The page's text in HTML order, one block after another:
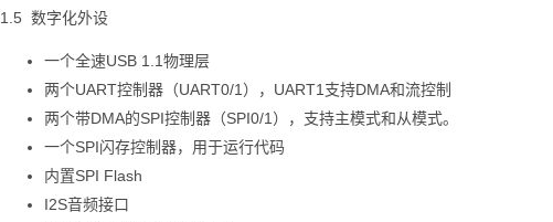
1.5 数字化外设
一个全速USB 1.1物理层
两个UART控制器（UART0/1），UART1支持DMA和流控制
两个带DMA的SPI控制器（SPI0/1），支持主模式和从模式。
一个SPI闪存控制器，用于运行代码
内置SPI Flash
I2S音频接口